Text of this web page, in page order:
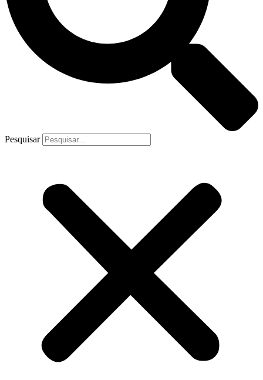
Pesquisar